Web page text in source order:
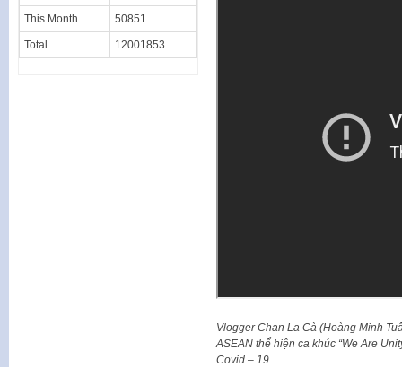
Vlogger Chan La Cà (Hoàng Minh
ASEAN thể hiện ca khúc “We Are
Covid – 19
This Month 50851
Total 12001853